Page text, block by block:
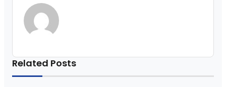
Related Posts